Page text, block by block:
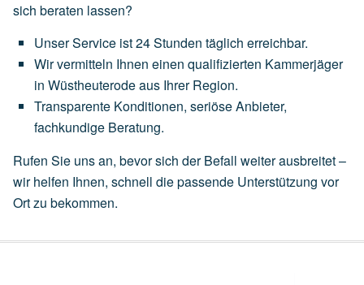
sich beraten lassen?
UnserService ist24 Stunden täglich erreichbar.
Wirvermitteln Ihnen einen qualifizierten Kammerjäger
in Wüstheuterodeaus Ihrer Region.
Transparente Konditionen, seriöseAnbieter,
fachkundige Beratung.
Rufen Sie uns an, bevor sich der Befall weiter ausbreitet –
wir helfen Ihnen, schnell die passende Unterstützung vor
Ort zu bekommen.